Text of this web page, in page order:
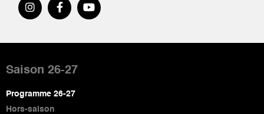
de
page
Saison 26-27
Programme 26-27
Hors-saison